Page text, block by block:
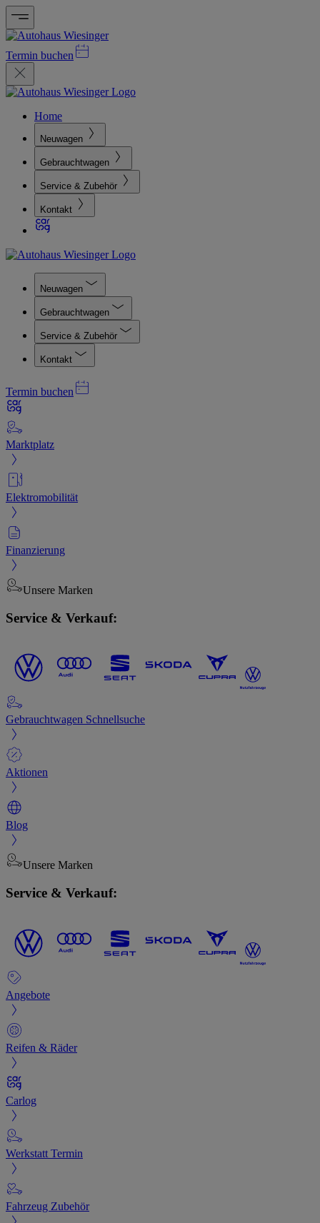
Termin buchen
Home
Neuwagen
Gebrauchtwagen
Service & Zubehör
Kontakt
Neuwagen
Gebrauchtwagen
Service & Zubehör
Kontakt
Termin buchen
Marktplatz
Elektromobilität
Finanzierung
Unsere Marken
Service & Verkauf:
Gebrauchtwagen Schnellsuche
Aktionen
Blog
Unsere Marken
Service & Verkauf:
Angebote
Reifen & Räder
Carlog
Werkstatt Termin
Fahrzeug Zubehör